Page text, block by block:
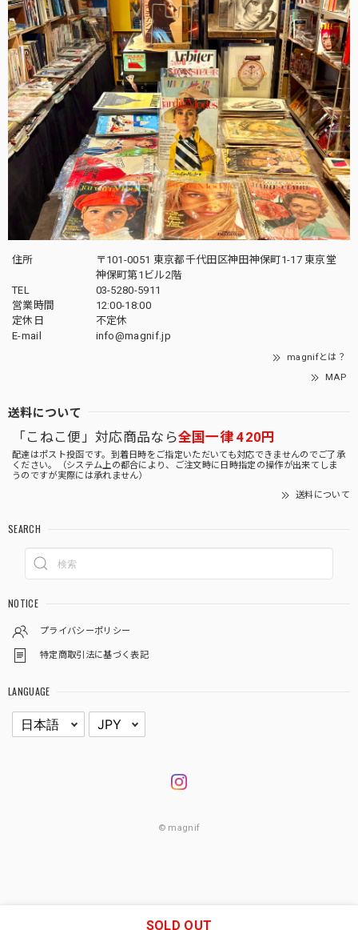
住所
〒101-0051 東京都千代田区神田神保町1-17 東京堂
神保町第1ビル2階
TEL
03-5280-5911
営業時間
12:00-18:00
定休日
不定休
E-mail
info@magnif.jp
magnifとは？
MAP
送料について
「こねこ便」対応商品なら全国一律 420円
配達はポスト投函です。到着日時をご指定いただいても対応できませんのでご了承
ください。（システム上の都合により、ご注文時に日時指定の操作が出来てしま
うのですが実際には承れません）
送料について
SEARCH
NOTICE
プライバシーポリシー
特定商取引法に基づく表記
LANGUAGE
© magnif
SOLD OUT